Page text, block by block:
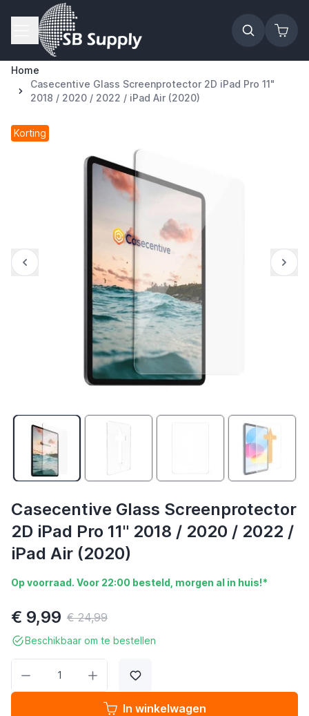
Ga naar de inhoud
Home
Casecentive Glass Screenprotector 2D iPad Pro 11"
2018 / 2020 / 2022 / iPad Air (2020)
Korting
Casecentive Glass Screenprotector
2D iPad Pro 11" 2018 / 2020 / 2022 /
iPad Air (2020)
Op voorraad. Voor 22:00 besteld, morgen al in huis!*
€ 9,99 € 24,99
Beschikbaar om te bestellen
In winkelwagen